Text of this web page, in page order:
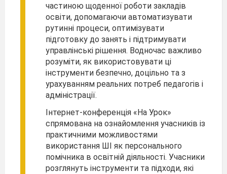
частиною щоденної роботи закладів
освіти, допомагаючи автоматизувати
рутинні процеси, оптимізувати
підготовку до занять і підтримувати
управлінські рішення. Водночас важливо
розуміти, як використовувати ці
інструменти безпечно, доцільно та з
урахуванням реальних потреб педагогів і
адміністрації.
Інтернет-конференція «На Урок»
спрямована на ознайомлення учасників із
практичними можливостями
використання ШІ як персонального
помічника в освітній діяльності. Учасники
розглянуть інструменти та підходи, які